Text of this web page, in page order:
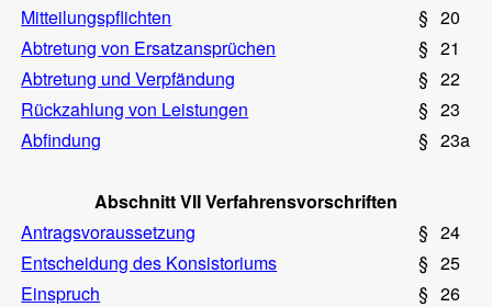
Mitteilungspflichten
§ 20
Abtretung von Ersatzansprüchen
§ 21
Abtretung und Verpfändung
§ 22
Rückzahlung von Leistungen
§ 23
Abfindung
§ 23a
Abschnitt VII Verfahrensvorschriften
Antragsvoraussetzung
§ 24
Entscheidung des Konsistoriums
§ 25
Einspruch
§ 26